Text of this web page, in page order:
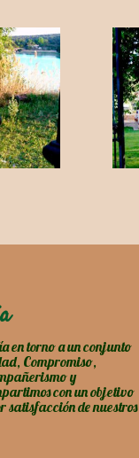
en torno a un conjunto
Compromiso,
y
con un objetivo
satisfacción de nuestros